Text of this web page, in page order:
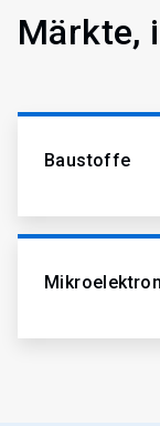
Märkte,
Baustoffe